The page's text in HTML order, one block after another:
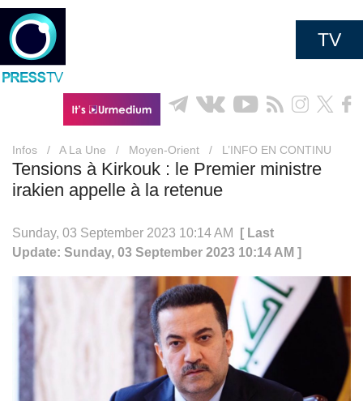
TV
Infos / A La Une / Moyen-Orient / L’INFO EN CONTINU
Tensions à Kirkouk : le Premier ministre
irakien appelle à la retenue
Sunday, 03 September 2023 10:14 AM
[ Last
Update: Sunday, 03 September 2023 10:14 AM ]